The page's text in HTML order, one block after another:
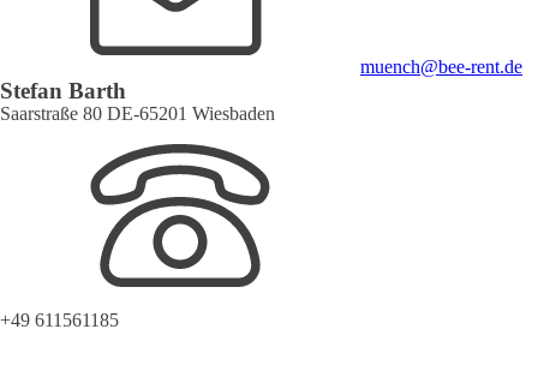
muench@bee-rent.de
Stefan Barth
Saarstraße 80 DE-65201 Wiesbaden
+49 611561185